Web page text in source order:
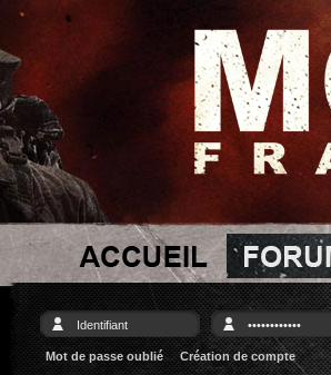
Mot de passe oublié Création de compte